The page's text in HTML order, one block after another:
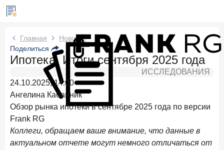
Новости Frank RG
Три дня назад ИССЛЕДОВАНИЕ
По итогам июля 2026 года объем выдач кредитов
составил 1 061,9 млрд руб.
4 августа 2026 года
Клиентский путь компании МСБ при смене
руководителя в банке обслуживания
24 июля 2026 года ИССЛЕДОВАНИЕ
Главная
Новости
Поделиться
Ипотека. Итоги сентября 2025 года
ИССЛЕДОВАНИЯ
24.10.2025, 14:00
Ангелина Кабанник
Обзор рынка ипотеки в сентябре 2025 года по версии
Frank RG
Коллеги, обращаем ваше внимание, что данные в
актуальном отчете могут немного отличаться от